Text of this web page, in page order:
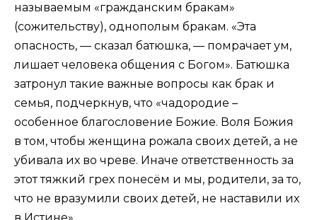
называемым «гражданским бракам»
(сожительству), однополым бракам. «Эта
опасность, — сказал батюшка, — помрачает ум,
лишает человека общения с Богом». Батюшка
затронул такие важные вопросы как брак и
семья, подчеркнув, что «чадородие –
особенное благословение Божие. Воля Божия
в том, чтобы женщина рожала своих детей, а не
убивала их во чреве. Иначе ответственность за
этот тяжкий грех понесём и мы, родители, за то,
что не вразумили своих детей, не наставили их